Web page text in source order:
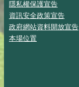
隱私權保護宣告
資訊安全政策宣告
政府網站資料開放宣告
本場位置